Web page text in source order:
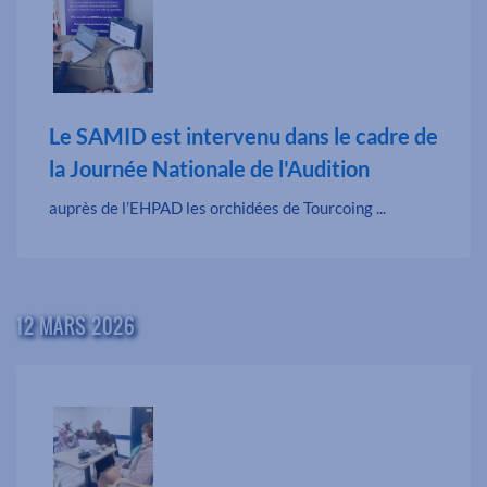
Le SAMID est intervenu dans le cadre de
la Journée Nationale de l'Audition
auprès de l’EHPAD les orchidées de Tourcoing ...
12 MARS 2026